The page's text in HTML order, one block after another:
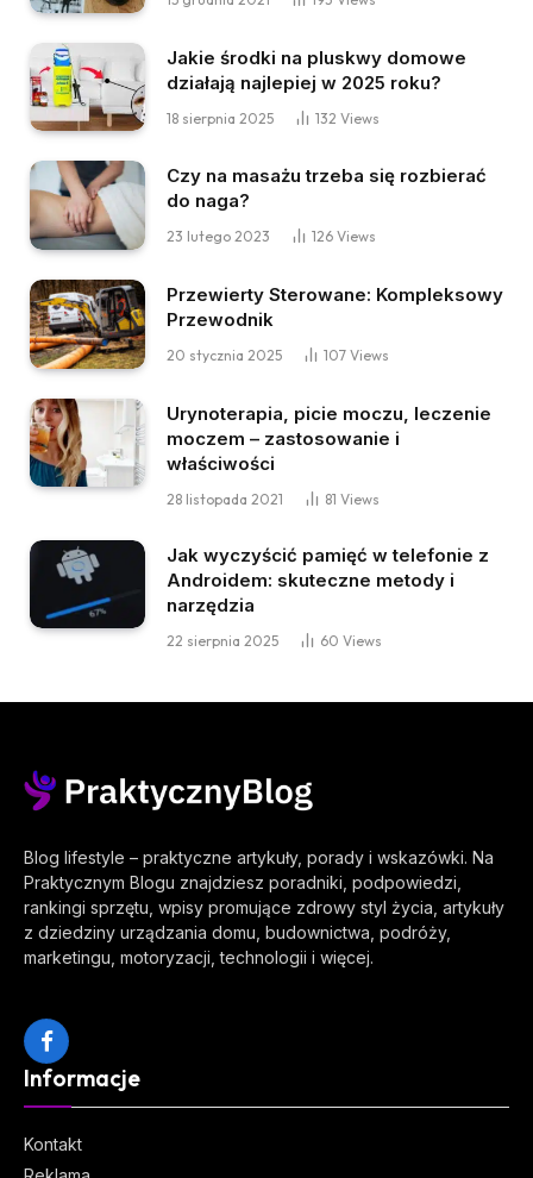
Jakie środki na pluskwy domowe
działają najlepiej w 2025 roku?
18 sierpnia 2025 132 Views
Czy na masażu trzeba się rozbierać
do naga?
23 lutego 2023 126 Views
Przewierty Sterowane: Kompleksowy
Przewodnik
20 stycznia 2025 107 Views
Urynoterapia, picie moczu, leczenie
moczem – zastosowanie i
właściwości
28 listopada 2021 81 Views
Jak wyczyścić pamięć w telefonie z
Androidem: skuteczne metody i
narzędzia
22 sierpnia 2025 60 Views
Blog lifestyle – praktyczne artykuły, porady i wskazówki. Na
Praktycznym Blogu znajdziesz poradniki, podpowiedzi,
rankingi sprzętu, wpisy promujące zdrowy styl życia, artykuły
z dziedziny urządzania domu, budownictwa, podróży,
marketingu, motoryzacji, technologii i więcej.
Facebook
Informacje
Kontakt